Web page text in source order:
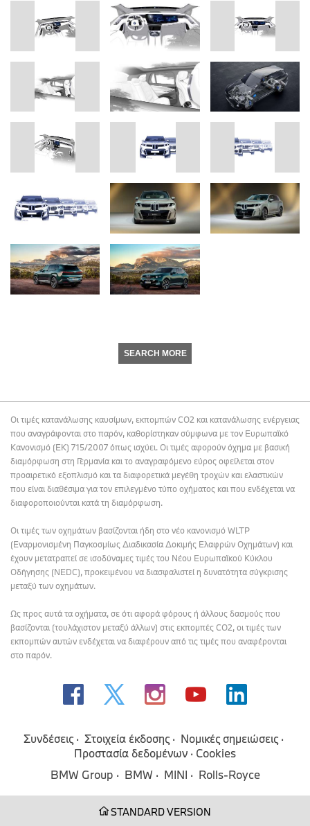
SEARCH MORE
Οι τιμές κατανάλωσης καυσίμων, εκπομπών CO2 και κατανάλωσης ενέργειας
που αναγράφονται στο παρόν, καθορίστηκαν σύμφωνα με τον Ευρωπαϊκό
Κανονισμό (ΕΚ) 715/2007 όπως ισχύει. Οι τιμές αφορούν όχημα με βασική
διαμόρφωση στη Γερμανία και το αναγραφόμενο εύρος οφείλεται στον
προαιρετικό εξοπλισμό και τα διαφορετικά μεγέθη τροχών και ελαστικών
που είναι διαθέσιμα για τον επιλεγμένο τύπο οχήματος και που ενδέχεται να
διαφοροποιούνται κατά τη διαμόρφωση.
Οι τιμές των οχημάτων βασίζονται ήδη στο νέο κανονισμό WLTP
(Εναρμονισμένη Παγκοσμίως Διαδικασία Δοκιμής Ελαφρών Οχημάτων) και
έχουν μετατραπεί σε ισοδύναμες τιμές του Νέου Ευρωπαϊκού Κύκλου
Οδήγησης (NEDC), προκειμένου να διασφαλιστεί η δυνατότητα σύγκρισης
μεταξύ των οχημάτων.
Ως προς αυτά τα οχήματα, σε ότι αφορά φόρους ή άλλους δασμούς που
βασίζονται (τουλάχιστον μεταξύ άλλων) στις εκπομπές CO2, οι τιμές των
εκπομπών αυτών ενδέχεται να διαφέρουν από τις τιμές που αναφέρονται
στο παρόν.
Συνδέσεις Στοιχεία έκδοσης
Νομικές σημειώσεις
Προστασία δεδομένων
Cookies
BMW Group
BMW MINI Rolls-Royce
STANDARD VERSION